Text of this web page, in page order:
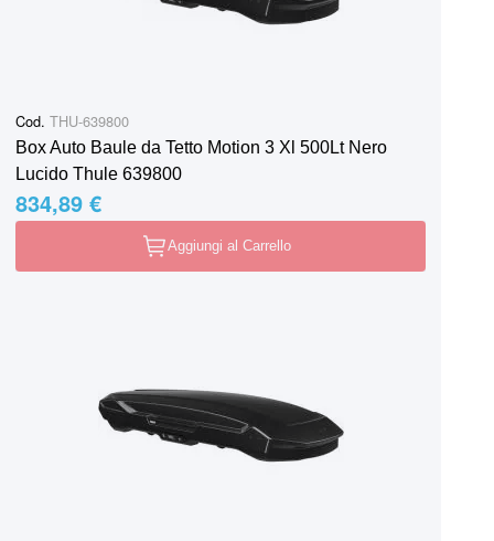
Cod. THU-639800
Box Auto Baule da Tetto Motion 3 Xl 500Lt Nero
Lucido Thule 639800
834,89 €
Aggiungi al Carrello